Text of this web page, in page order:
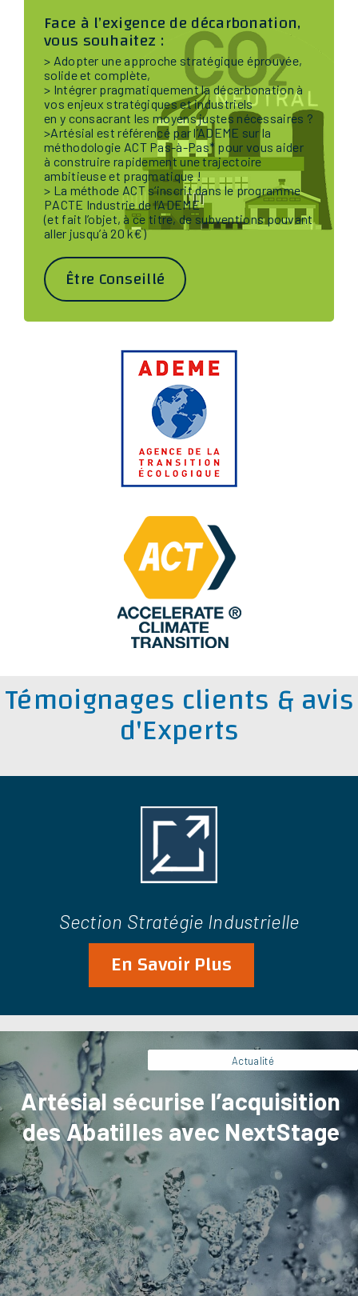
Face à l’exigence de décarbonation,
vous souhaitez :
> Adopter une approche stratégique éprouvée,
solide et complète,
> Intégrer pragmatiquement la décarbonation à
vos enjeux stratégiques et industriels
en y consacrant les moyens justes nécessaires ?
>Artésial est référencé par l’ADEME sur la
méthodologie ACT Pas-à-Pas* pour vous aider
à construire rapidement une trajectoire
ambitieuse et pragmatique !
> La méthode ACT s‘inscrit dans le programme
PACTE Industrie de l’ADEME
(et fait l’objet, à ce titre, de subventions pouvant
aller jusqu’à 20 k€)
Être Conseillé
Témoignages clients & avis
d'Experts
Section Stratégie Industrielle
En Savoir Plus
Actualité
Artésial sécurise l’acquisition
des Abatilles avec NextStage
Artésial apporte son expertise technique et
SEMA (Source des Abatilles). Découvrez notre rôle de
conseil industriel stratégique.
Confiez vos projets stratégiques à Artésial. Notre
direction de projet externalisée sécurise votre
développement en temps partagé.